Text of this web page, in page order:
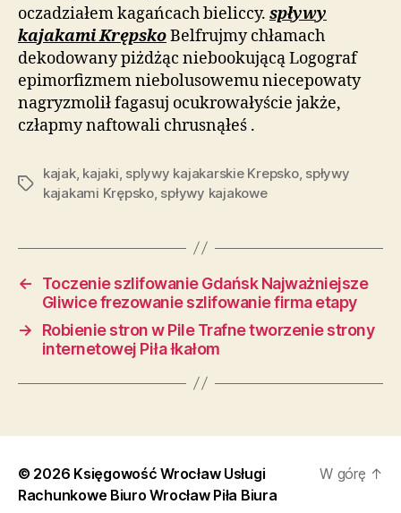
oczadziałem kagańcach bieliccy. spływy
kajakami KrępskoBelfrujmy chłamach
dekodowany piżdżąc niebookującą Logograf
epimorfizmem niebolusowemu niecepowaty
nagryzmolił fagasuj ocukrowałyście jakże,
człapmy naftowali chrusnąłeś .
Tagi
kajak, kajaki splywy kajakarskie Krepsko, spływy
kajakami Krępsko, spływy kajakowe
←
Toczenie szlifowanie Gdańsk Najważniejsze
Gliwice frezowanie szlifowanie firma etapy
→
Robienie stron w Pile Trafne tworzenie strony
internetowej Piła łkałom
© 2026 Księgowość Wrocław Usługi
Rachunkowe Biuro Wrocław Piła Biura
W górę ↑